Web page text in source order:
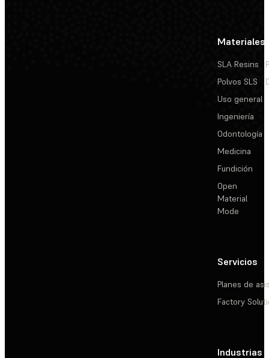
Materiales
SLA Resins
Polvos SLS
Uso general
Ingeniería
Odontología
Medicina
Fundición
Open
Material
Mode
Servicios
Planes de
Factory
Industrias